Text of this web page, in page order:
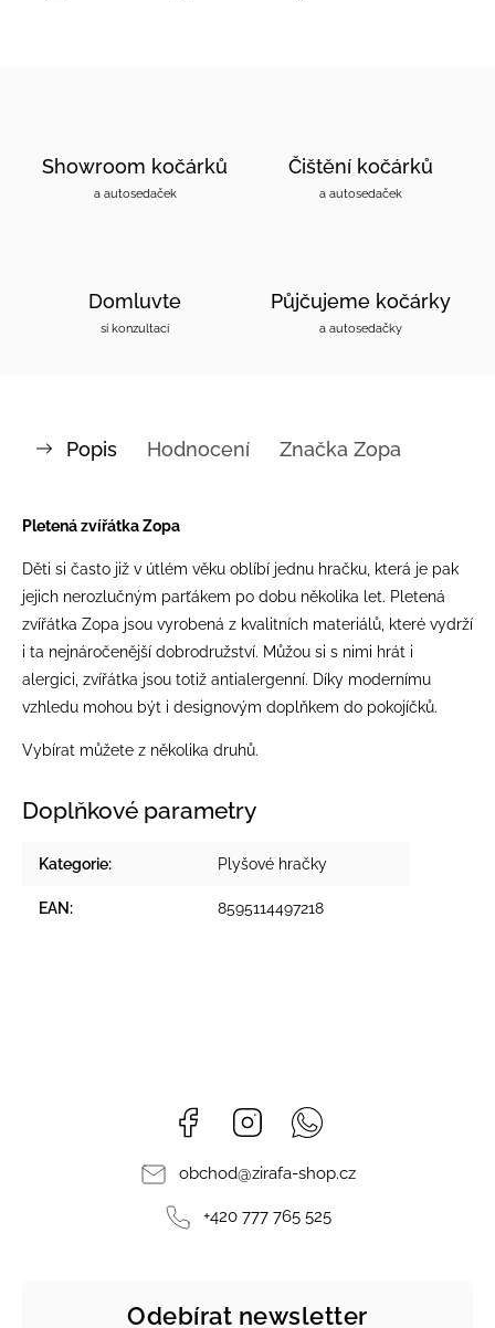
Showroom kočárků
a autosedaček
Čištění kočárků
a autosedaček
Domluvte
si konzultaci
Půjčujeme kočárky
a autosedačky
Popis Hodnocení Značka Zopa
Pletená zvířátka Zopa
Děti si často již v útlém věku oblíbí jednu hračku, která je pak
jejich nerozlučným parťákem po dobu několika let. Pletená
zvířátka Zopa jsou vyrobená z kvalitních materiálů, které vydrží
i ta nejnáročenější dobrodružství. Můžou si s nimi hrát i
alergici, zvířátka jsou totiž antialergenní. Díky modernímu
vzhledu mohou být i designovým doplňkem do pokojíčků.
Vybírat můžete z několika druhů.
Doplňkové parametry
Kategorie: Plyšové hračky
EAN: 8595114497218
Facebook Instagram
obchod@zirafa-shop.cz
+420 777 765 525
Odebírat newsletter